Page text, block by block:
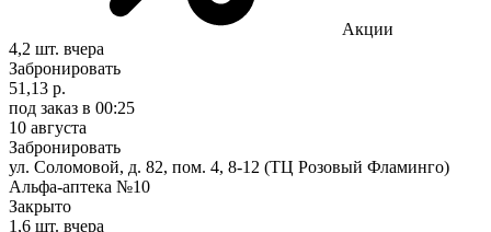
Акции
4,2 шт. вчера
Забронировать
51,13 р.
под заказ в 00:25
10 августа
Забронировать
ул. Соломовой, д. 82, пом. 4, 8-12 (ТЦ Розовый Фламинго)
Альфа-аптека №10
Закрыто
1,6 шт. вчера